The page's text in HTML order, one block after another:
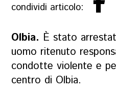
condividi articolo:
Olbia. È stato
uomo ritenuto
condotte violente e
centro di Olbia.